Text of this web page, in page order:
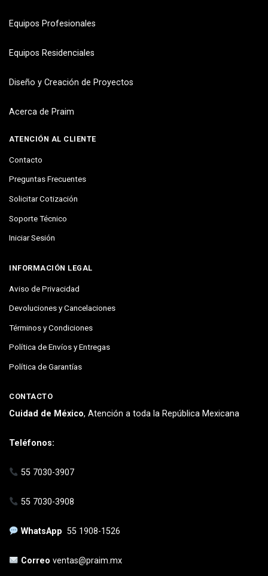
Equipos Profesionales
Equipos Residenciales
Diseño y Creación de Proyectos
Acerca de Praim
ATENCIÓN AL CLIENTE
Contacto
Preguntas Frecuentes
Solicitar Cotización
Soporte Técnico
Iniciar Sesión
INFORMACIÓN LEGAL
Aviso de Privacidad
Devoluciones y Cancelaciones
Términos y Condiciones
Política de Envíos y Entregas
Política de Garantías
CONTACTO
Cuidad de México, Atención a toda la República Mexicana
Teléfonos:
55 7030-3907
55 7030-3908
WhatsApp55 1908-1526
Correoventas@praim.mx